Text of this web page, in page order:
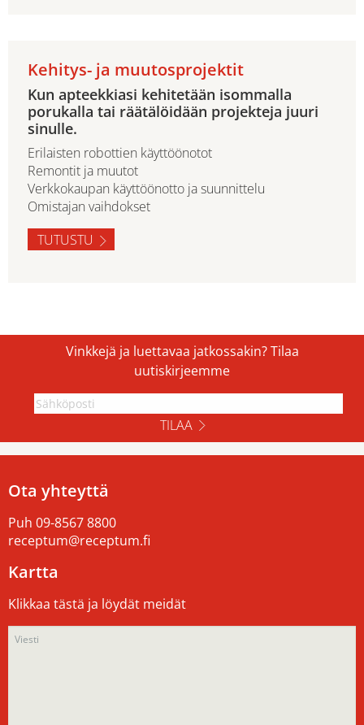
Kehitys- ja muutosprojektit
Kun apteekkiasi kehitetään isommalla
porukalla tai räätälöidään projekteja juuri
sinulle.
Erilaisten robottien käyttöönotot
Remontit ja muutot
Verkkokaupan käyttöönotto ja suunnittelu
Omistajan vaihdokset
TUTUSTU
Vinkkejä ja luettavaa jatkossakin? Tilaa
uutiskirjeemme
TILAA
Ota yhteyttä
Puh 09-8567 8800
receptum@receptum.fi
Kartta
Klikkaa tästä ja löydät meidät